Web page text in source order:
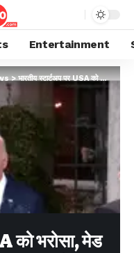
Entertainment
>भारतीय स्टार्टअप पर USA को भरोसा, मेड इन इंडिया सेमीकंडक्टर चिप्स का इस्तेमाल करेगी अमेरिकी सेना…
को भरोसा, मेड